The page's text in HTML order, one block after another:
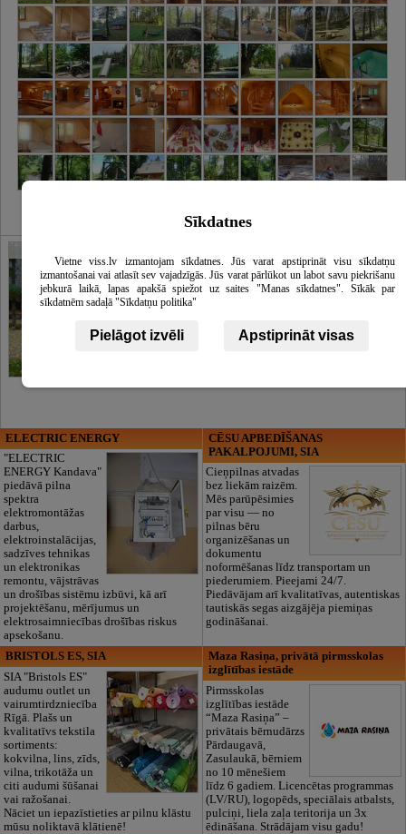
ELECTRIC ENERGY
"ELECTRIC
ENERGY Kandava"
piedāvā pilna
spektra
elektromontāžas
darbus,
elektroinstalācijas,
sadzīves tehnikas
un elektronikas
remontu, vājstrāvas
un drošības sistēmu izbūvi, kā arī
projektēšanu, mērījumus un
elektrosaimniecības drošības riskus
apsekošanu.
CĒSU APBEDĪŠANAS
PAKALPOJUMI, SIA
Cieņpilnas atvadas
bez liekām raizēm.
Mēs parūpēsimies
par visu — no
pilnas bēru
organizēšanas un
dokumentu
noformēšanas līdz transportam un
piederumiem. Pieejami 24/7.
Piedāvājam arī kvalitatīvas, autentiskas
tautiskās segas aizgājēja piemiņas
godināšanai.
BRISTOLS ES, SIA
SIA "Bristols ES"
audumu outlet un
vairumtirdzniecība
Rīgā. Plašs un
kvalitatīvs tekstila
sortiments:
kokvilna, lins, zīds,
vilna, trikotāža un
citi audumi šūšanai
vai ražošanai.
Nāciet un iepazīstieties ar pilnu klāstu
mūsu noliktavā klātienē!
Maza Rasiņa, privātā pirmsskolas
izglītības iestāde
Pirmsskolas
izglītības iestāde
“Maza Rasiņa” –
privātais bērnudārzs
Pārdaugavā,
Zasulaukā, bērniem
no 10 mēnešiem
līdz 6 gadiem. Licencētas programmas
(LV/RU), logopēds, speciālais atbalsts,
pulciņi, liela zaļa teritorija un 3x
ēdināšana. Strādājam visu gadu!
Sīkdatnes
Vietne viss.lv izmantojam sīkdatnes. Jūs varat apstiprināt visu sīkdatņu
izmantošanai vai atlasīt sev vajadzīgās. Jūs varat pārlūkot un labot savu piekrišanu
jebkurā laikā, lapas apakšā spiežot uz saites "Manas sīkdatnes". Sīkāk par
sīkdatnēm sadaļā "Sīkdatņu politika"
Pielāgot izvēli Apstiprināt visas